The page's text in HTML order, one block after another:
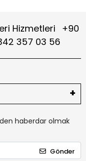
Hizmetleri
+90
357 03 56
haberdar olmak
Gönder